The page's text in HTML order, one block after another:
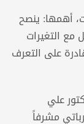
أهمها: ينصح
التغيرات
على التعرف
علي
مشرفاً